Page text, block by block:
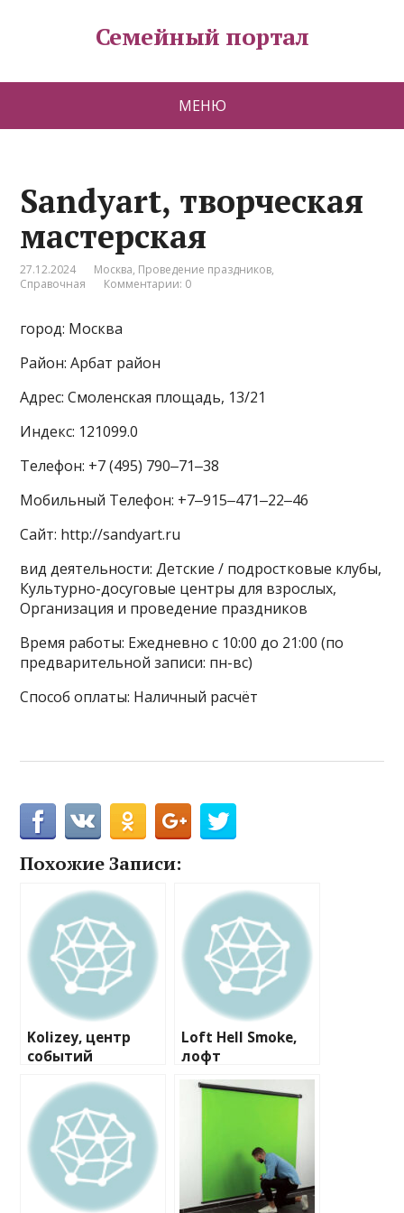
Семейный портал
МЕНЮ
Sandyart, творческая
мастерская
27.12.2024 Москва, Проведение праздников,
Справочная
Комментарии: 0
город: Москва
Район: Арбат район
Адрес: Смоленская площадь, 13/21
Индекс: 121099.0
Телефон: +7 (495) 790‒71‒38
Мобильный Телефон: +7‒915‒471‒22‒46
Сайт: http://sandyart.ru
вид деятельности: Детские / подростковые клубы,
Культурно-досуговые центры для взрослых,
Организация и проведение праздников
Время работы: Ежедневно с 10:00 до 21:00 (по
предварительной записи: пн-вс)
Способ оплаты: Наличный расчёт
Похожие Записи:
Kolizey, центр
событий
Loft Hell Smoke,
лофт